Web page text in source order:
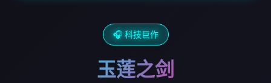
🎧 科技巨作
玉莲之剑